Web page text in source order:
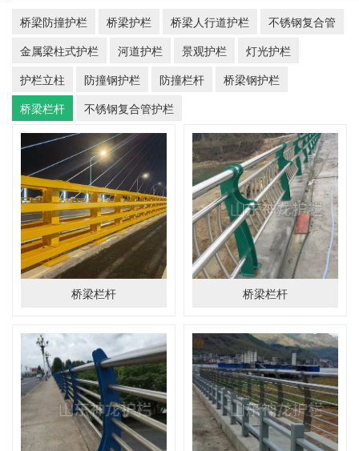
桥梁防撞护栏 桥梁护栏 桥梁人行道护栏
不锈钢复合管
金属梁柱式护栏
河道护栏 景观护栏
灯光护栏
护栏立柱
防撞钢护栏 防撞栏杆
桥梁钢护栏
桥梁栏杆
不锈钢复合管护栏
桥梁栏杆 桥梁栏杆